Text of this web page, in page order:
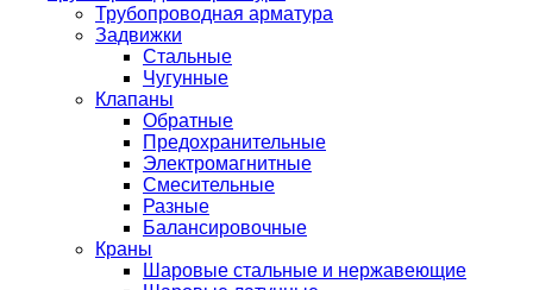
Трубопроводная арматура
Задвижки
Стальные
Чугунные
Клапаны
Обратные
Предохранительные
Электромагнитные
Смесительные
Разные
Балансировочные
Краны
Шаровые стальные и нержавеющие